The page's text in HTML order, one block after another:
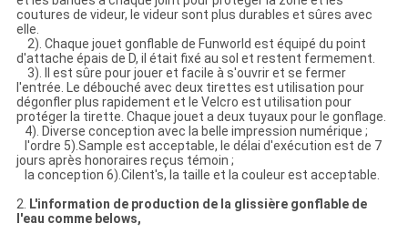
coutures de videur, le videur sont plus durables et sûres avec
elle.
2). Chaque jouet gonflable de Funworld est équipé du point
d'attache épais de D, il était fixé au sol et restent fermement.
3). Il est sûre pour jouer et facile à s'ouvrir et se fermer
l'entrée. Le débouché avec deux tirettes est utilisation pour
dégonfler plus rapidement et le Velcro est utilisation pour
protéger la tirette. Chaque jouet a deux tuyaux pour le gonflage.
4). Diverse conception avec la belle impression numérique ;
l'ordre 5).Sample est acceptable, le délai d'exécution est de 7
jours après honoraires reçus témoin ;
la conception 6).Cilent's, la taille et la couleur est acceptable.
2. L'information de production de la glissière gonflable de
l'eau comme belows,